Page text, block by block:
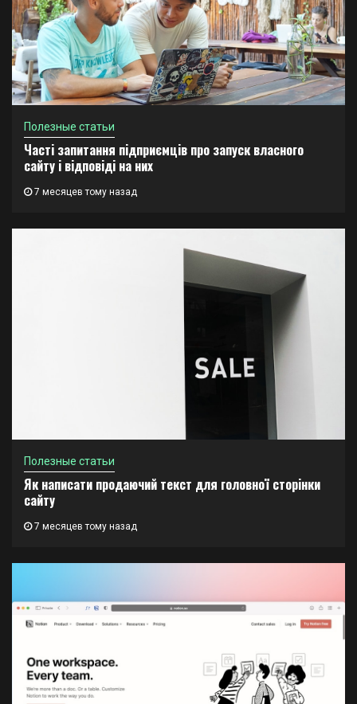
Полезные статьи
Часті запитання підприємців про запуск власного
сайту і відповіді на них
7 месяцев тому назад
Полезные статьи
Як написати продаючий текст для головної сторінки
сайту
7 месяцев тому назад